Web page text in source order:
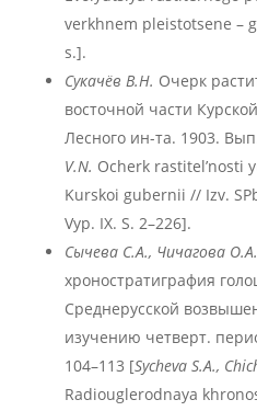
verkhnem pleistotsene –
s.].
Сукачёв В.Н. Очерк
восточной части
Лесного ин-та. 1903.
V.N. Ocherk rastitel’nosti
Kurskoi gubernii // Izv.
Vyp. IX. S. 2–226].
Сычева С.А., Чичагова О.А.
хроностратиграфия
Среднерусской
изучению четверт.
104–113 [Sycheva S.A.,
Radiouglerodnaya